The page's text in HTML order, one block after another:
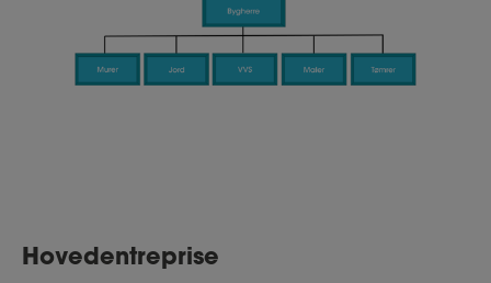
Hovedentreprise